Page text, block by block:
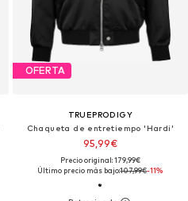
OFERTA
TRUEPRODIGY
Chaqueta de entretiempo 'Hardi'
95,99€
Precio original: 179,99€
Último precio más bajo:107,99€-11%